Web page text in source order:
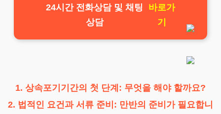
24시간 전화상담 및 채팅
상담
바로가
기
1. 상속포기기간의 첫 단계: 무엇을 해야 할까요?
2. 법적인 요건과 서류 준비: 만반의 준비가 필요합니